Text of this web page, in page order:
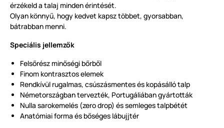
érzékeld a talaj minden érintését.
Olyan könnyű, hogy kedvet kapsz többet, gyorsabban,
bátrabban menni.
Speciális jellemzők
Felsőrész minőségi bőrből
Finom kontrasztos elemek
Rendkívül rugalmas, csúszásmentes és kopásálló talp
Németországban tervezték, Portugáliában gyártották
Nulla sarokemelés (zero drop) és semleges talpbétét
Anatómiai forma és bőséges lábujjtér